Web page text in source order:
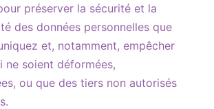
préserver la sécurité et la
des données personnelles que
et, notamment, empêcher
ne soient déformées,
ou que des tiers non autorisés